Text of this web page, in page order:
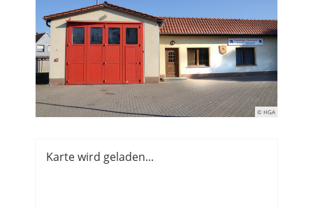
© HGA
Karte wird geladen...